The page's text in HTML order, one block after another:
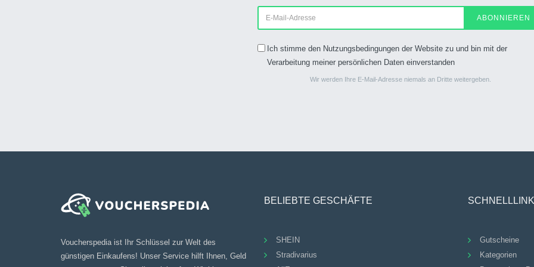
ABONNIEREN
Ich stimme den Nutzungsbedingungen der Website zu und bin mit der
Verarbeitung meiner persönlichen Daten einverstanden
Wir werden Ihre E-Mail-Adresse niemals an Dritte weitergeben.
Voucherspedia ist Ihr Schlüssel zur Welt des
günstigen Einkaufens! Unser Service hilft Ihnen, Geld
BELIEBTE GESCHÄFTE
SHEIN
Stradivarius
Gutscheine
Kategorien